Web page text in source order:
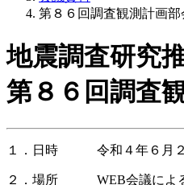
第８６回調査観測計画
地震調査研究
第８６回調査
１．日時 令和４年６月２
２．場所 WEB会議によ